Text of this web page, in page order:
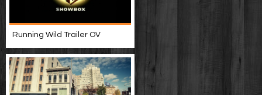
Running Wild Trailer OV